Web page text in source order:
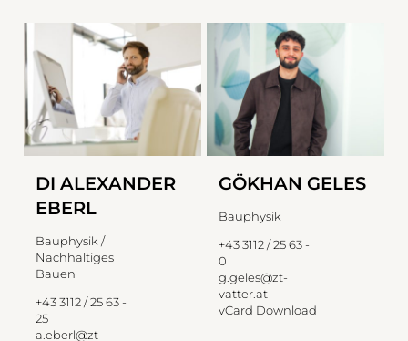
DI ALEXANDER
EBERL
Bauphysik /
Nachhaltiges
Bauen
+43 3112 / 25 63 -
25
a.eberl@zt-
GÖKHAN GELES
Bauphysik
+43 3112 / 25 63 -
0
g.geles@zt-
vatter.at
vCard Download